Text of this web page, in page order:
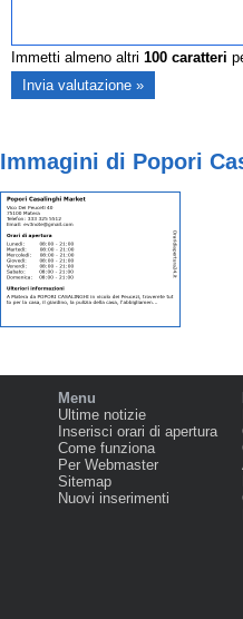
Immetti almeno altri 100caratteri
Immagini di Popori
Menu
Ultime notizie
Inserisci orari di apertura
Come funziona
Per Webmaster
Sitemap
Nuovi inserimenti